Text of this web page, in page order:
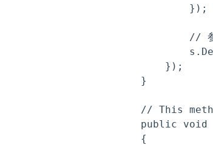
            });
// 参
        });
    }
// This
public void
    {